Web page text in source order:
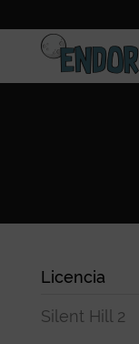
Inicio
Licencia
Silent Hill 2